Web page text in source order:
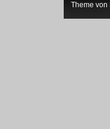
Theme von